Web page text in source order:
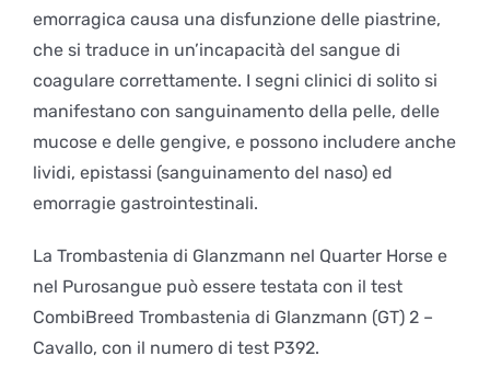
emorragica causa una disfunzione delle piastrine,
che si traduce in un’incapacità del sangue di
coagulare correttamente. I segni clinici di solito si
manifestano con sanguinamento della pelle, delle
mucose e delle gengive, e possono includere anche
lividi, epistassi (sanguinamento del naso) ed
emorragie gastrointestinali.
La Trombastenia di Glanzmann nel Quarter Horse e
nel Purosangue può essere testata con il test
CombiBreed Trombastenia di Glanzmann (GT) 2 –
Cavallo, con il numero di test P392.